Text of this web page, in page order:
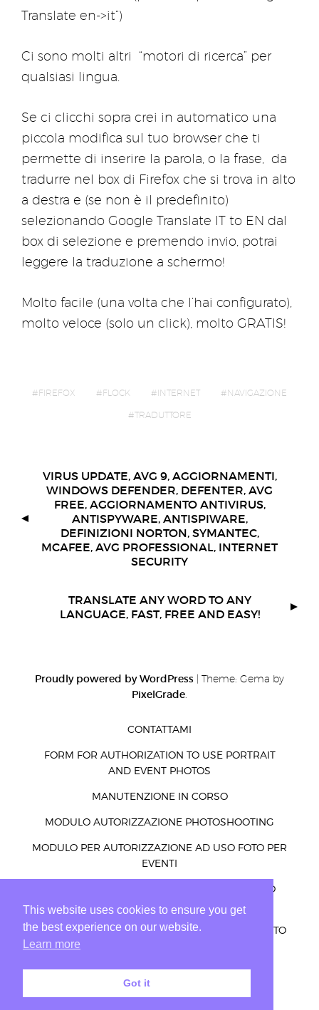
Translate en->it”)
Ci sono molti altri “motori di ricerca” per
qualsiasi lingua.
Se ci clicchi sopra crei in automatico una
piccola modifica sul tuo browser che ti
permette di inserire la parola, o la frase, da
tradurre nel box di Firefox che si trova in alto
a destra e (se non è il predefinito)
selezionando Google Translate IT to EN dal
box di selezione e premendo invio, potrai
leggere la traduzione a schermo!
Molto facile (una volta che l’hai configurato),
molto veloce (solo un click), molto GRATIS!
FIREFOX FLOCK INTERNET NAVIGAZIONE
TRADUTTORE
VIRUS UPDATE, AVG 9, AGGIORNAMENTI,
WINDOWS DEFENDER, DEFENTER, AVG
FREE, AGGIORNAMENTO ANTIVIRUS,
ANTISPYWARE, ANTISPIWARE,
DEFINIZIONI NORTON, SYMANTEC,
MCAFEE, AVG PROFESSIONAL, INTERNET
SECURITY
TRANSLATE ANY WORD TO ANY
LANGUAGE, FAST, FREE AND EASY!
Proudly powered by WordPress Theme: Gema by
PixelGrade
CONTATTAMI
FORM FOR AUTHORIZATION TO USE PORTRAIT
AND EVENT PHOTOS
MANUTENZIONE IN CORSO
MODULO AUTORIZZAZIONE PHOTOSHOOTING
MODULO PER AUTORIZZAZIONE AD USO FOTO PER
EVENTI
MODULO PER AUTORIZZAZIONE AD USO FOTO
RITRATTI ED EVENTI
PRIVACY – COOKIES – LEGGE E ALTRO PER UN SITO
PRIVACY POLICY DISCLAIMER
SOFTWARE INDISPENSABILI TEST MAPPA
This website uses cookies to ensure you get
the best experience on our website.
Learn more
Got it